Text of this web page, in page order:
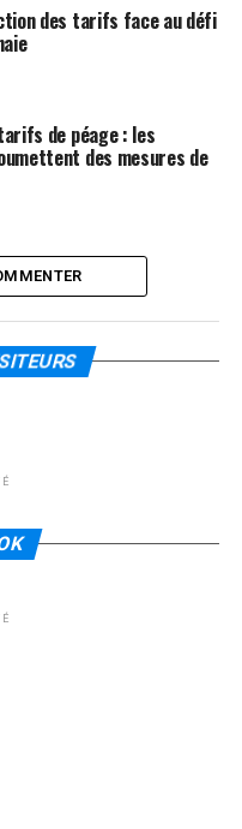
des tarifs face au défi
de péage : les
des mesures de